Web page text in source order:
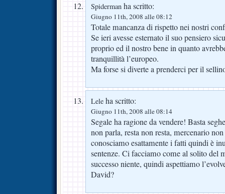
Spiderman ha scritto:
Giugno 11th, 2008 alle 08:12
Totale mancanza di rispetto nei nostri
Se ieri avesse esternato il suo pensiero
proprio ed il nostro bene in quanto
tranquillità l’europeo.
Ma forse si diverte a prenderci per il
Lele ha scritto:
Giugno 11th, 2008 alle 08:14
Segale ha ragione da vendere! Basta
non parla, resta non resta, mercenario
conosciamo esattamente i fatti quindi è
sentenze. Ci facciamo come al solito del
successo niente, quindi aspettiamo
David?